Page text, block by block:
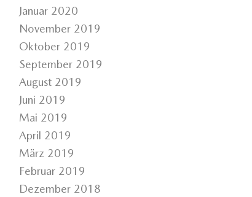
Januar 2020
November 2019
Oktober 2019
September 2019
August 2019
Juni 2019
Mai 2019
April 2019
März 2019
Februar 2019
Dezember 2018